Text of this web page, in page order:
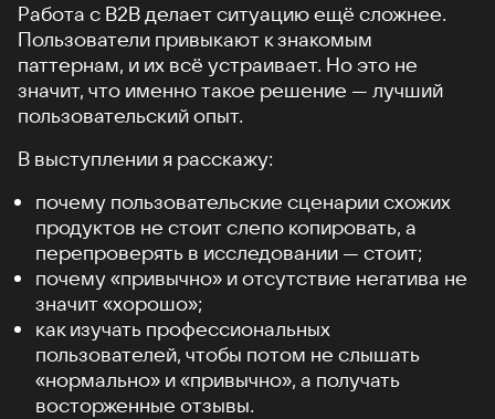
Работа с B2B делает ситуацию ещё сложнее.
Пользователи привыкают к знакомым
паттернам, и их всё устраивает. Но это не
значит, что именно такое решение — лучший
пользовательский опыт.
В выступлении я расскажу:
почему пользовательские сценарии схожих
продуктов не стоит слепо копировать, а
перепроверять в исследовании — стоит;
почему «привычно» и отсутствие негатива не
значит «хорошо»;
как изучать профессиональных
пользователей, чтобы потом не слышать
«нормально» и «привычно», а получать
восторженные отзывы.